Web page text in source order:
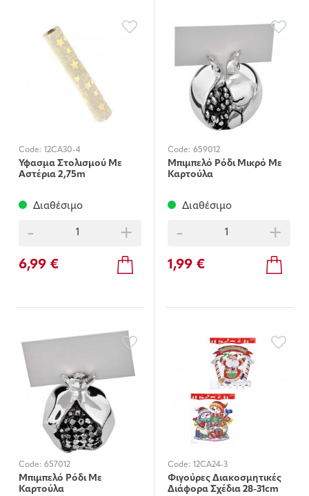
Code: 12CA30-4
Ύφασμα Στολισμού Με
Αστέρια 2,75m
Διαθέσιμο
- +
6,99 €
Code: 659012
Μπιμπελό Ρόδι Μικρό Με
Καρτούλα
Διαθέσιμο
- +
1,99 €
Code: 657012
Μπιμπελό Ρόδι Με
Καρτούλα
Code: 12CA24-3
Φιγούρες Διακοσμητικές
Διάφορα Σχέδια 28-31cm